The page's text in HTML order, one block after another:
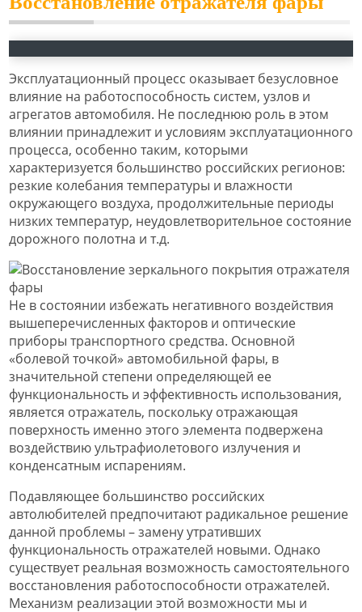
Эксплуатационный процесс оказывает безусловное
влияние на работоспособность систем, узлов и
агрегатов автомобиля. Не последнюю роль в этом
влиянии принадлежит и условиям эксплуатационного
процесса, особенно таким, которыми
характеризуется большинство российских регионов:
резкие колебания температуры и влажности
окружающего воздуха, продолжительные периоды
низких температур, неудовлетворительное состояние
дорожного полотна и т.д.
Не в состоянии избежать негативного воздействия
вышеперечисленных факторов и оптические
приборы транспортного средства. Основной
«болевой точкой» автомобильной фары, в
значительной степени определяющей ее
функциональность и эффективность использования,
является отражатель, поскольку отражающая
поверхность именно этого элемента подвержена
воздействию ультрафиолетового излучения и
конденсатным испарениям.
Подавляющее большинство российских
автолюбителей предпочитают радикальное решение
данной проблемы – замену утративших
функциональность отражателей новыми. Однако
существует реальная возможность самостоятельного
восстановления работоспособности отражателей.
Механизм реализации этой возможности мы и